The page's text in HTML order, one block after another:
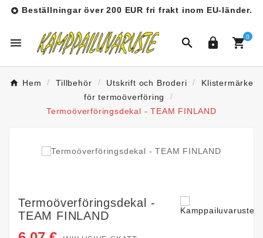
 Beställningar över 200 EUR fri frakt inom EU-länder.
   0
Hem Tillbehör Utskrift och Broderi
Klistermärke
för termoöverföring
Termoöverföringsdekal - TEAM FINLAND
Termoöverföringsdekal -
TEAM FINLAND